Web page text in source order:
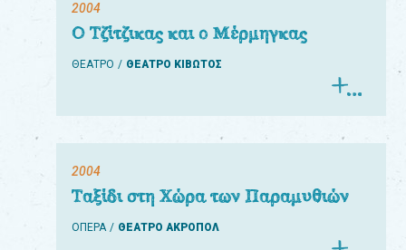
2004
Ο Τζίτζικας και ο Μέρμηγκας
ΘΕΑΤΡΟ ΘΕΑΤΡΟ ΚΙΒΩΤΟΣ
2004
Ταξίδι στη Χώρα των Παραμυθιών
ΟΠΕΡΑ ΘΕΑΤΡΟ ΑΚΡΟΠΟΛ